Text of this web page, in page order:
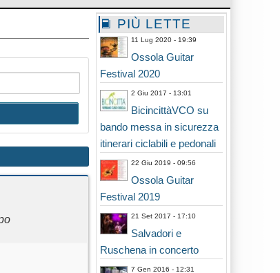
PIÙ LETTE
11 Lug 2020 - 19:39
Ossola Guitar
Festival 2020
2 Giu 2017 - 13:01
BicincittàVCO su
bando messa in sicurezza
itinerari ciclabili e pedonali
22 Giu 2019 - 09:56
Ossola Guitar
Festival 2019
21 Set 2017 - 17:10
Salvadori e
Ruschena in concerto
7 Gen 2016 - 12:31